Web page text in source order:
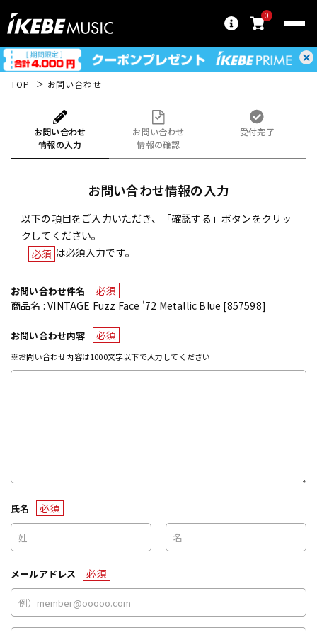
0
TOP お問い合わせ
お問い合わせ
情報の入力
お問い合わせ
情報の確認
受付完了
お問い合わせ情報の入力
以下の項目をご入力いただき、「確認する」ボタンをクリッ
クしてください。
必須 は必須入力です。
お問い合わせ件名
必須
商品名 : VINTAGE Fuzz Face '72 Metallic Blue [857598]
お問い合わせ内容 必須
※お問い合わせ内容は1000文字以下で入力してください
氏名 必須
メールアドレス 必須